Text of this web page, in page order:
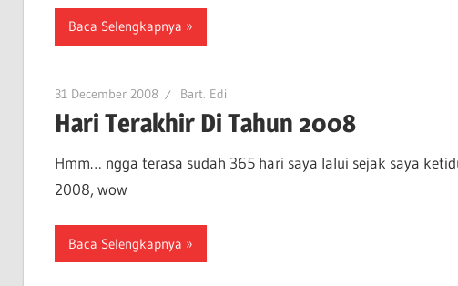
Baca Selengkapnya
31 December 2008 Bart. Edi
Hari Terakhir Di Tahun 2008
Hmm… ngga terasa sudah 365 hari saya lalui sejak saya
2008, wow
Baca Selengkapnya